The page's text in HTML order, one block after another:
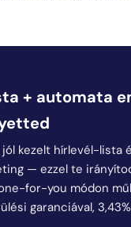
+ automata
kezelt hírlevél-lista
— ezzel te
for-you módon
garanciával,